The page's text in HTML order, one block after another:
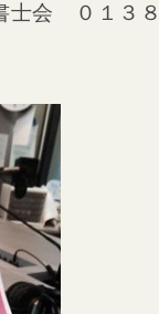
士会 ０１３